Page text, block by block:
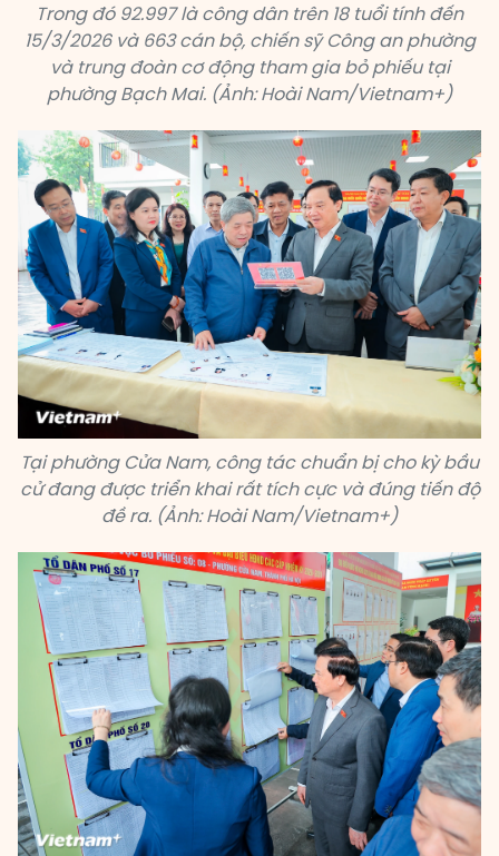
Trong đó 92.997 là công dân trên 18 tuổi tính đến
15/3/2026 và 663 cán bộ, chiến sỹ Công an phường
và trung đoàn cơ động tham gia bỏ phiếu tại
phường Bạch Mai. (Ảnh: Hoài Nam/Vietnam+)
Tại phường Cửa Nam, công tác chuẩn bị cho kỳ bầu
cử đang được triển khai rất tích cực và đúng tiến độ
đề ra. (Ảnh: Hoài Nam/Vietnam+)